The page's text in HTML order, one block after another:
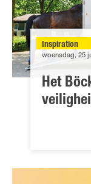
Inspiration
woensdag, 25
Het